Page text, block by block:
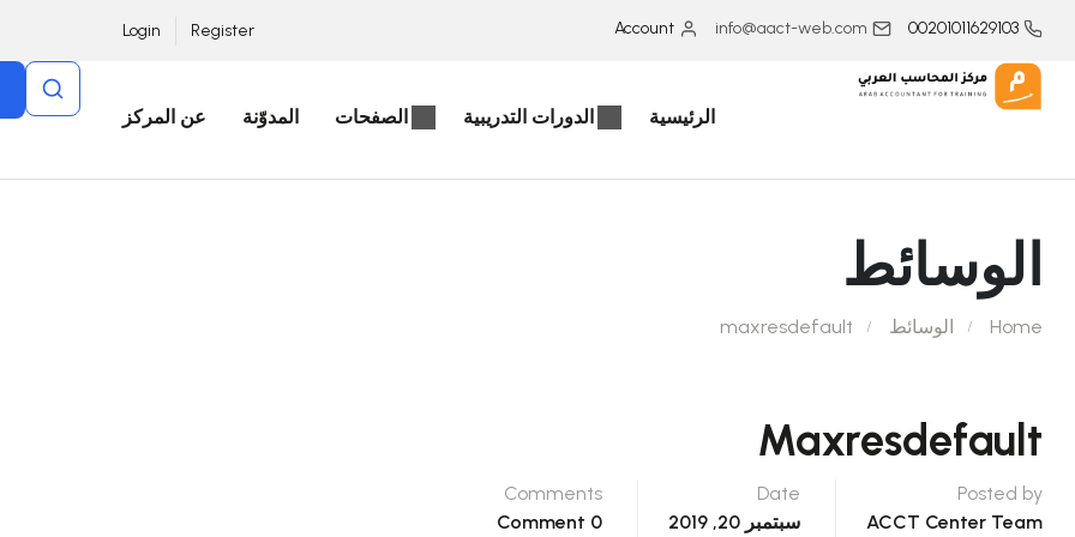
00201011629103
info@aact-web.com
Account
Register
Login
الرئيسية الدورات التدريبية الصفحات المدوّنة عن المركز
الوسائط
Home الوسائط maxresdefault
Maxresdefault
Posted by
ACCT Center Team
Date
سبتمبر 20, 2019
Comments
0 Comment